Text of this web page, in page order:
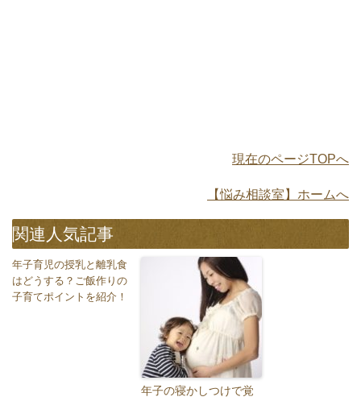
現在のページTOPへ
【悩み相談室】ホームへ
関連人気記事
年子育児の授乳と離乳食
はどうする？ご飯作りの
子育てポイントを紹介！
年子の寝かしつけで覚